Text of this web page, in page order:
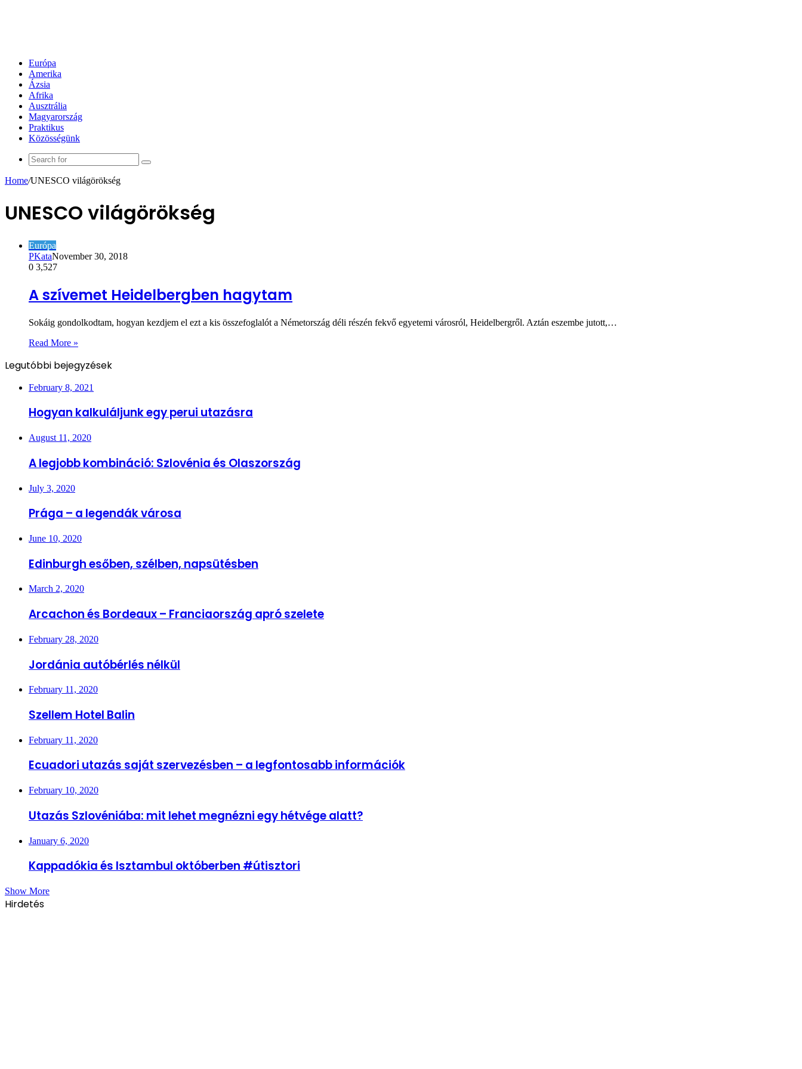
Európa
Amerika
Ázsia
Afrika
Ausztrália
Magyarország
Praktikus
Közösségünk
Search
Home/UNESCO világörökség
UNESCO világörökség
Európa
PKataNovember 30, 2018
0 3,527
A szívemet Heidelbergben hagytam
Sokáig gondolkodtam, hogyan kezdjem el ezt a kis összefoglalót a Németország déli részén fekvő egyetemi városról, Heidelbergről. Aztán eszembe jutott,…
Read More »
Legutóbbi bejegyzések
February 8, 2021
Hogyan kalkuláljunk egy perui utazásra
August 11, 2020
A legjobb kombináció: Szlovénia és Olaszország
July 3, 2020
Prága – a legendák városa
June 10, 2020
Edinburgh esőben, szélben, napsütésben
March 2, 2020
Arcachon és Bordeaux – Franciaország apró szelete
February 28, 2020
Jordánia autóbérlés nélkül
February 11, 2020
Szellem Hotel Balin
February 11, 2020
Ecuadori utazás saját szervezésben – a legfontosabb információk
February 10, 2020
Utazás Szlovéniába: mit lehet megnézni egy hétvége alatt?
January 6, 2020
Kappadókia és Isztambul októberben #útisztori
Show More
Hirdetés